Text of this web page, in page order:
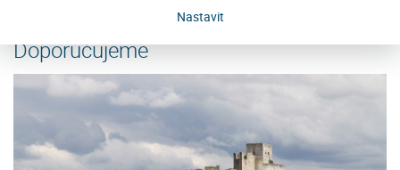
Nastavit
Doporučujeme